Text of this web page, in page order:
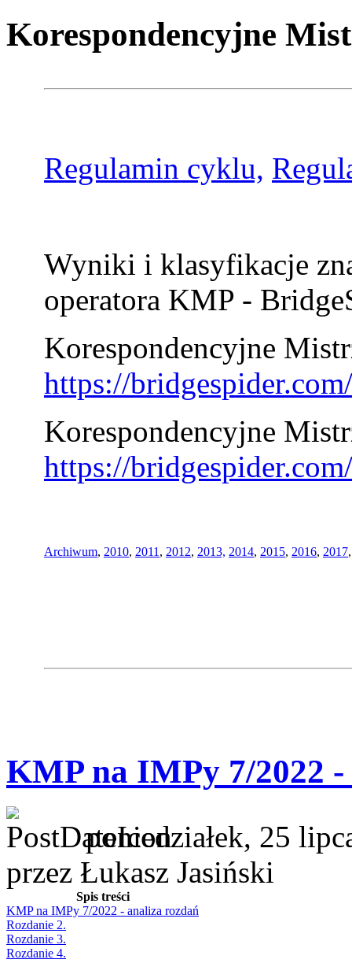
Korespondencyjne
Regulamin cyklu,
Wyniki i klasyfikacje
operatora KMP -
Korespondencyjne
https://
Korespondencyjne
https://
Archiwum, 2010, 2011 , 2012, 2013, 2014, 2015, 2016, 2017
KMP na IMPy 7/2022
poniedziałek, 25
przez Łukasz Jasiński
Spis treści
KMP na IMPy 7/2022 - analiza rozdań
Rozdanie 2.
Rozdanie 3.
Rozdanie 4.